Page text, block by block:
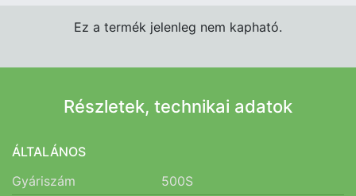
Ez a termék jelenleg nem kapható.
Részletek, technikai adatok
ÁLTALÁNOS
Gyáriszám
500S